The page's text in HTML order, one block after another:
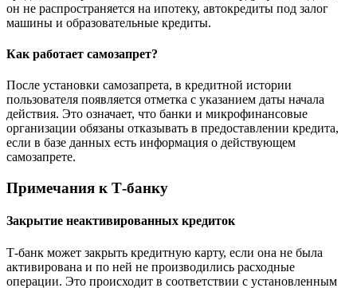
он не распространяется на ипотеку, автокредиты под залог
машины и образовательные кредиты.
Как работает самозапрет?
После установки самозапрета, в кредитной истории
пользователя появляется отметка с указанием даты начала
действия. Это означает, что банки и микрофинансовые
организации обязаны отказывать в предоставлении кредита,
если в базе данных есть информация о действующем
самозапрете.
Примечания к Т-банку
Закрытие неактивированных кредиток
Т-банк может закрыть кредитную карту, если она не была
активирована и по ней не производились расходные
операции. Это происходит в соответствии с установленным